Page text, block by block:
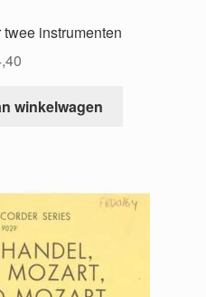
instrumenten
winkelwagen